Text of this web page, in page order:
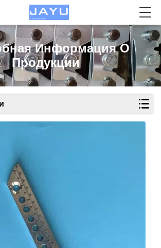
Информация О
Продукции